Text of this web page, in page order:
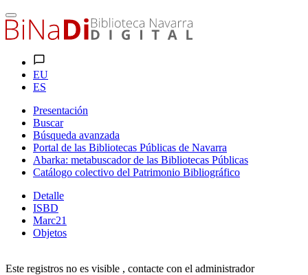
EU
ES
Presentación
Buscar
Búsqueda avanzada
Portal de las Bibliotecas Públicas de Navarra
Abarka: metabuscador de las Bibliotecas Públicas
Catálogo colectivo del Patrimonio Bibliográfico
Detalle
ISBD
Marc21
Objetos
Este registros no es visible , contacte con el administrador